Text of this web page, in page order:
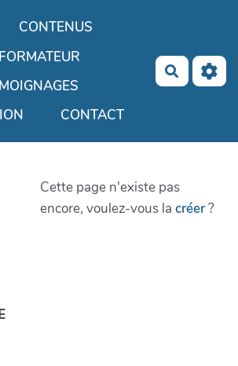
principal
CONTENUS
CONTACT
Cette page n'existe pas
encore, voulez-vous la créer?